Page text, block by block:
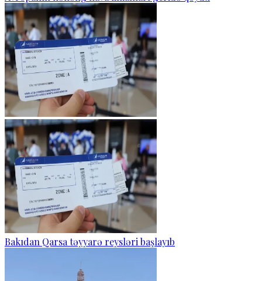
Bakıdan Qarsa təyyarə reysləri başlayıb